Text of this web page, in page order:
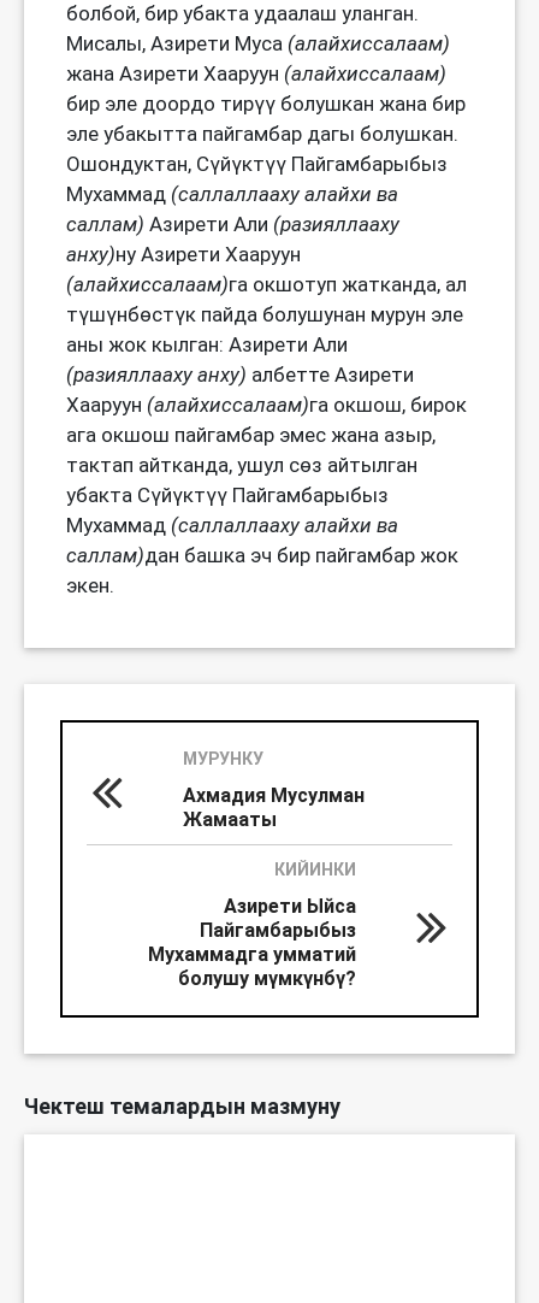
Чектеш темалардын мазмуну
болбой, бир убакта удаалаш уланган.
Мисалы, Азирети Муса (алайхиссалаам)
жана Азирети Хааруун (алайхиссалаам)
бир эле доордо тирүү болушкан жана бир
эле убакытта пайгамбар дагы болушкан.
Ошондуктан, Сүйүктүү Пайгамбарыбыз
Мухаммад (саллаллааху алайхи ва
саллам) Азирети Али (разияллааху
анху)ну Азирети Хааруун
(алайхиссалаам)га окшотуп жатканда, ал
түшүнбөстүк пайда болушунан мурун эле
аны жок кылган: Азирети Али
(разияллааху анху) албетте Азирети
Хааруун (алайхиссалаам)га окшош, бирок
ага окшош пайгамбар эмес жана азыр,
тактап айтканда, ушул сөз айтылган
убакта Сүйүктүү Пайгамбарыбыз
Мухаммад (саллаллааху алайхи ва
саллам)дан башка эч бир пайгамбар жок
экен.
МУРУНКУ
Ахмадия Мусулман
Жамааты
КИЙИНКИ
Азирети Ыйса
Пайгамбарыбыз
Мухаммадга умматий
болушу мүмкүнбү?